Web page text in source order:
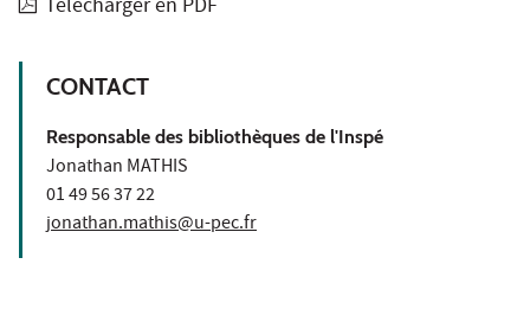
Télécharger en PDF
CONTACT
Responsable des bibliothèques de l'Inspé
Jonathan MATHIS
01 49 56 37 22
jonathan.mathis@u-pec.fr